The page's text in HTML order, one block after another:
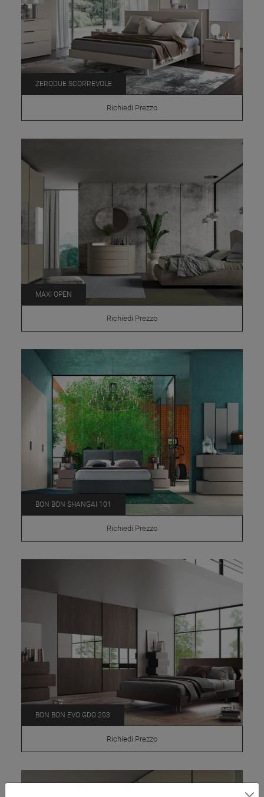
ZERODUE SCORREVOLE
Richiedi Prezzo
MAXI OPEN
Richiedi Prezzo
BON BON SHANGAI 101
Richiedi Prezzo
BON BON EVO GDO 203
Richiedi Prezzo